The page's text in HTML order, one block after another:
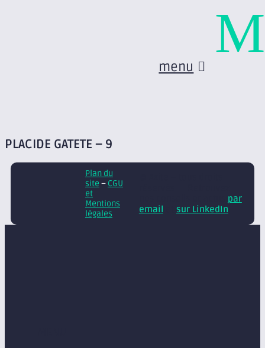
menu
PLACIDE GATETE – 9
Plan du
site – CGU
et
Mentions
légales
par
email
sur LinkedIn
M